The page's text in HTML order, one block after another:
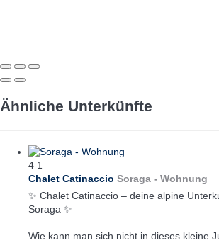
Ähnliche Unterkünfte
4 1
Chalet Catinaccio Soraga - Wohnung
✨ Chalet Catinaccio – deine alpine
Soraga ✨
Wie kann man sich nicht in dieses kleine